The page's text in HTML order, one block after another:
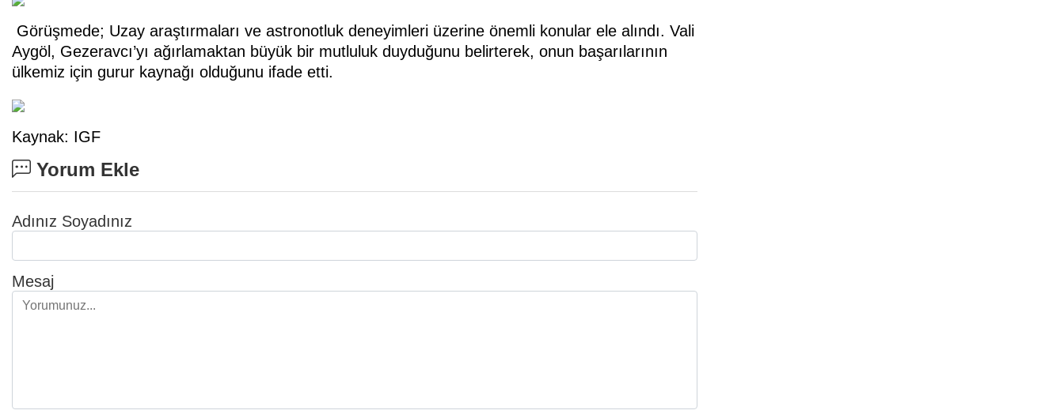
Görüşmede; Uzay araştırmaları ve astronotluk deneyimleri üzerine önemli konular ele alındı. Vali
Aygöl, Gezeravcı’yı ağırlamaktan büyük bir mutluluk duyduğunu belirterek, onun başarılarının
ülkemiz için gurur kaynağı olduğunu ifade etti.
Kaynak: IGF
Yorum Ekle
Adınız Soyadınız
Mesaj